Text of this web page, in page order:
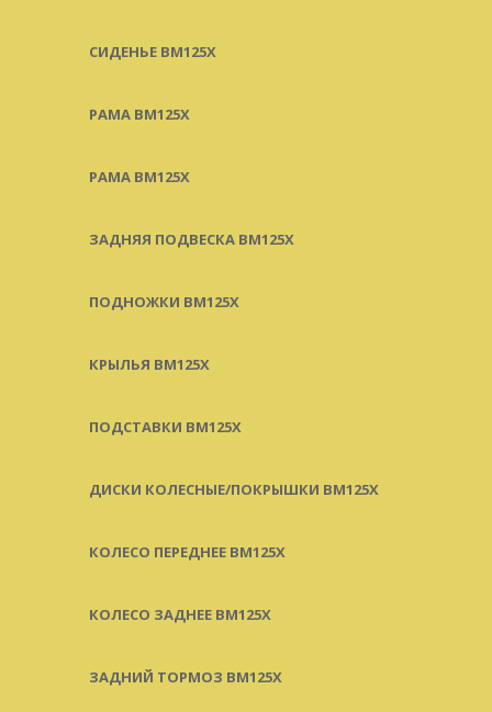
СИДЕНЬЕ BM125X
РАМА BM125X
РАМА BM125X
ЗАДНЯЯ ПОДВЕСКА BM125X
ПОДНОЖКИ BM125X
КРЫЛЬЯ BM125X
ПОДСТАВКИ BM125X
ДИСКИ КОЛЕСНЫЕ/ПОКРЫШКИ BM125X
КОЛЕСО ПЕРЕДНЕЕ BM125X
КОЛЕСО ЗАДНЕЕ BM125X
ЗАДНИЙ ТОРМОЗ BM125X